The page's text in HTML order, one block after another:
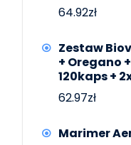
64.92zł
Zestaw
+ Oregano
120kaps +
62.97zł
Marimer